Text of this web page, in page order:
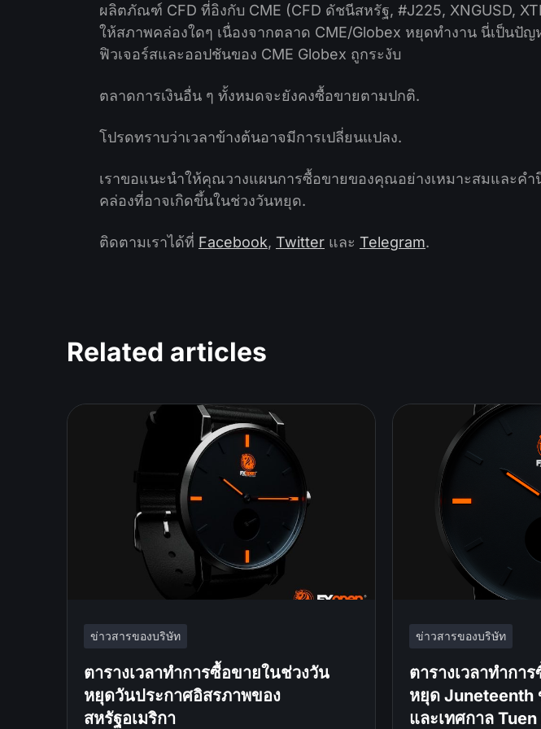
ผลิตภัณฑ์ CFD ที่อิงกับ CME (CFD ดัชนีสหรัฐ, #J225, XNGUSD,
ให้สภาพคล่องใดๆ เนื่องจากตลาด CME/Globex หยุดทำงาน นี่เป็นปั
ฟิวเจอร์สและออปชันของ CME Globex ถูกระงับ
ตลาดการเงินอื่น ๆ ทั้งหมดจะยังคงซื้อขายตามปกติ.
โปรดทราบว่าเวลาข้างต้นอาจมีการเปลี่ยนแปลง.
เราขอแนะนำให้คุณวางแผนการซื้อขายของคุณอย่างเหมาะสมและคำ
คล่องที่อาจเกิดขึ้นในช่วงวันหยุด.
ติดตามเราได้ที่ Facebook, Twitter และ Telegram.
Related articles
ข่าวสารของบริษัท
ตารางเวลาทำการซื้อขายในช่วงวัน
หยุดวันประกาศอิสรภาพของ
สหรัฐอเมริกา
ข่าวสารของบริษัท
ตารางเวลาทำกา
หยุด Juneteenth
และเทศกาล Tuen